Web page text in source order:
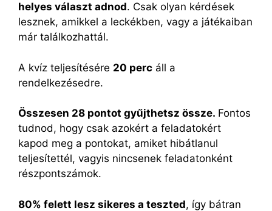
helyes választ adnod. Csak olyan kérdések
lesznek, amikkel a leckékben, vagy a játékaiban
már találkozhattál.
A kvíz teljesítésére 20 perc áll a
rendelkezésedre.
Összesen 28 pontot gyűjthetsz össze. Fontos
tudnod, hogy csak azokért a feladatokért
kapod meg a pontokat, amiket hibátlanul
teljesítettél, vagyis nincsenek feladatonként
részpontszámok.
80% felett lesz sikeres a teszted, így bátran